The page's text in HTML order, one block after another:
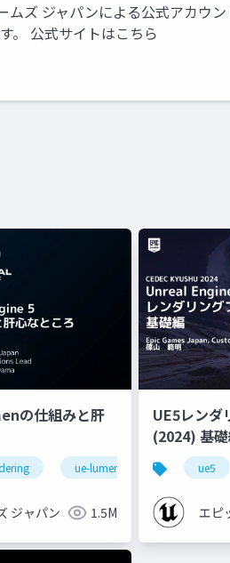
ズ ジャパンによる公式アカウン
。 公式サイトはこちら
の仕組みと肝
ue-lumen
ジャパン 1.5M
UE5レンダ
(2024) 基礎編！[CEDEC+KYUSHU
2024] ue5
エピ